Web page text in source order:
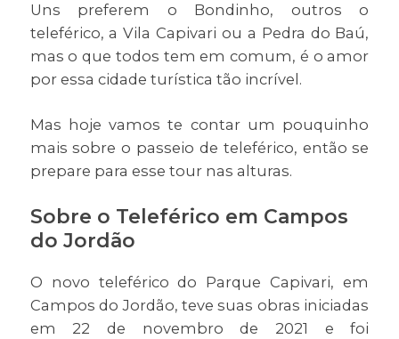
Uns preferem o Bondinho, outros o
teleférico, a Vila Capivari ou a Pedra do Baú,
mas o que todos tem em comum, é o amor
por essa cidade turística tão incrível.
Mas hoje vamos te contar um pouquinho
mais sobre o passeio de teleférico, então se
prepare para esse tour nas alturas.
Sobre o Teleférico em Campos
do Jordão
O novo teleférico do Parque Capivari, em
Campos do Jordão, teve suas obras iniciadas
em 22 de novembro de 2021 e foi